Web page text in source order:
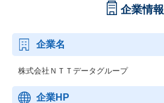
企業情報
企業名
株式会社ＮＴＴデータグループ
企業HP